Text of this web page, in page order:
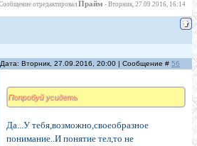
отредактировал Прайм - Вторник, 27.09.2016, 16:14
Дата: Вторник, 27.09.2016, 20:00 | Сообщение # 56
Попробуй усидеть
Да...У тебя,возможно,своеобразное
понимание..И понятие тел,то не